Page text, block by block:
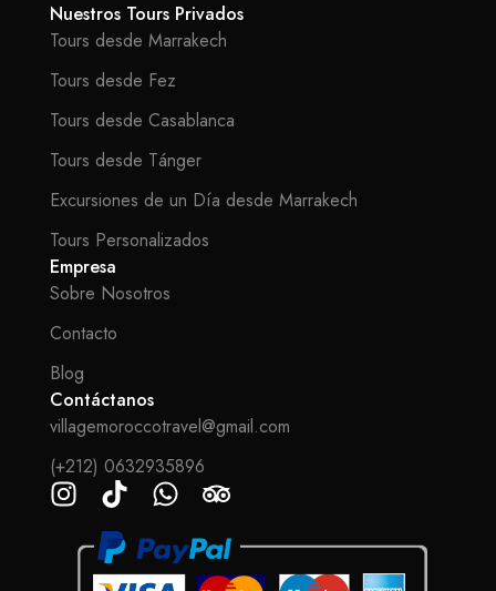
Nuestros Tours Privados
Tours desde Marrakech
Tours desde Fez
Tours desde Casablanca
Tours desde Tánger
Excursiones de un Día desde Marrakech
Tours Personalizados
Empresa
Sobre Nosotros
Contacto
Blog
Contáctanos
villagemoroccotravel@gmail.com
(+212) 0632935896